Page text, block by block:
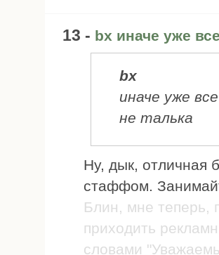
13 - bx иначе уже
bx
иначе уже
не талька
Ну, дык, отличная
стаффом.
Блин, мне теперь,
приходить
словами